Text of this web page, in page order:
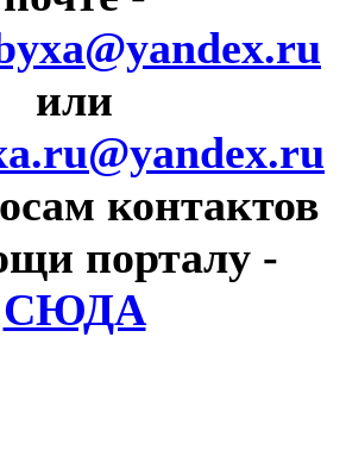
или
контактов
порталу -
СЮДА